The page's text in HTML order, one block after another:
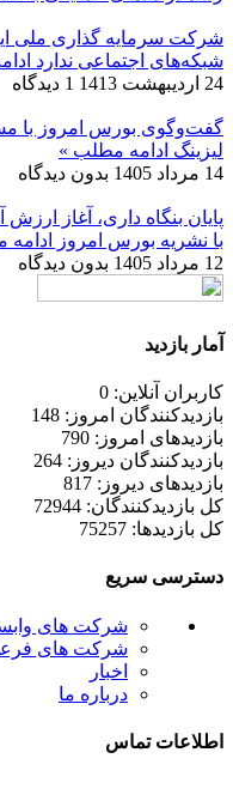
شرکت سرمایه گذاری ملی
شبکه‌های اجتماعی ندارد
24 اردیبهشت 1413
1 دیدگاه
گفت‌وگوی بورس امروز با
لیزینگ ادامه مطلب »
14 مرداد 1405
بدون دیدگاه
پایان بنگاه داری، آغاز
با نشریه بورس امروز
12 مرداد 1405
بدون دیدگاه
آمار بازدید
کاربران آنلاین: 0
بازدیدکنندگان امروز: 148
بازدیدهای امروز: 790
بازدیدکنندگان دیروز: 264
بازدیدهای دیروز: 817
کل بازدیدکنند‌گان: 72944
کل بازدیدها: 75257
دسترسی سریع
شرکت های
شرکت های
اخبار
درباره ما
اطلاعات تماس